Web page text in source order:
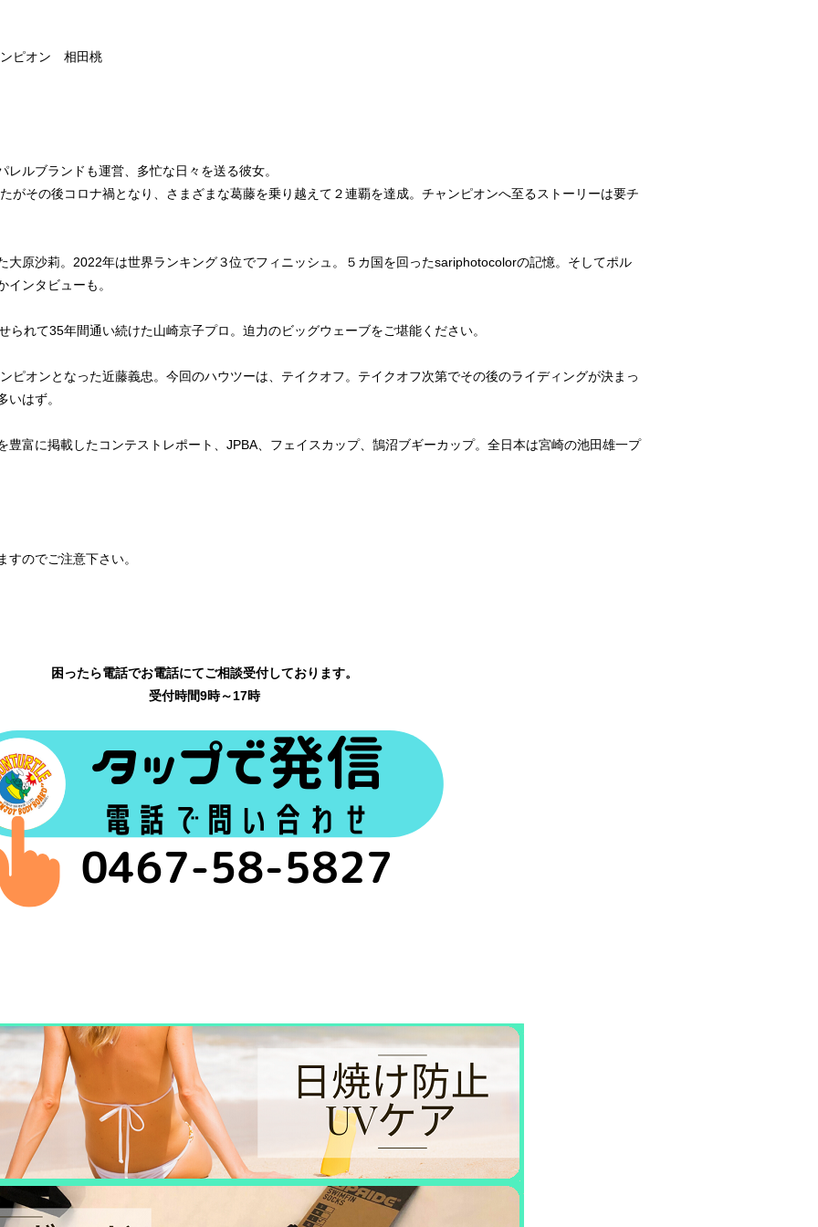
ピオン 相田桃
ルブランドも運営、多忙な日々を送る彼女。
がその後コロナ禍となり、さまざまな葛藤を乗り越えて２連覇を達成。チャンピオンへ至るストーリーは要チ
大原沙莉。2022年は世界ランキング３位でフィニッシュ。５カ国を回ったsariphotocolorの記憶。そしてポル
ンタビューも。
られて35年間通い続けた山崎京子プロ。迫力のビッグウェーブをご堪能ください。
ピオンとなった近藤義忠。今回のハウツーは、テイクオフ。テイクオフ次第でその後のライディングが決まっ
はず。
豊富に掲載したコンテストレポート、JPBA、フェイスカップ、鵠沼ブギーカップ。全日本は宮崎の池田雄一プ
のでご注意下さい。
困ったら電話でお電話にてご相談受付しております。
受付時間9時～17時